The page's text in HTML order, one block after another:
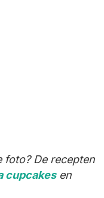
foto? De recepten
cupcakesen